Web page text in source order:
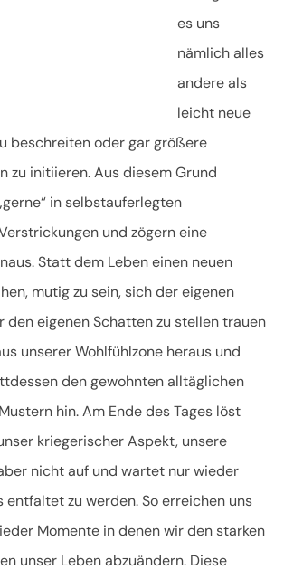
es uns
nämlich alles
andere als
leicht neue
beschreiten oder gar größere
zu initiieren. Aus diesem Grund
in selbstauferlegten
und zögern eine
Statt dem Leben einen neuen
mutig zu sein, sich der eigenen
den eigenen Schatten zu stellen trauen
unserer Wohlfühlzone heraus und
den gewohnten alltäglichen
hin. Am Ende des Tages löst
kriegerischer Aspekt, unsere
nicht auf und wartet nur wieder
entfaltet zu werden. So erreichen uns
Momente in denen wir den starken
unser Leben abzuändern. Diese